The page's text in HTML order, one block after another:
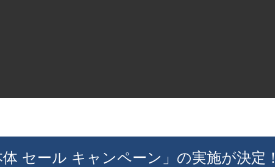
体 セール キャンペーン」の実施が決定！